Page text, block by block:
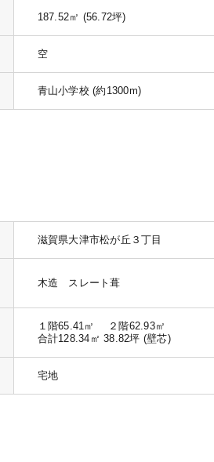
187.52㎡ (56.72坪)
空
青山小学校 (約1300m)
滋賀県大津市松が丘３丁目
木造 スレート葺
１階65.41㎡ ２階62.93㎡
合計128.34㎡ 38.82坪 (壁芯)
宅地